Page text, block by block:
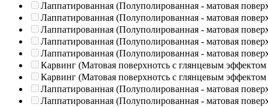
Лаппатированная (Полуполированная - матовая
Лаппатированная (Полуполированная - матовая
Лаппатированная (Полуполированная - матовая
Лаппатированная (Полуполированная - матовая
Лаппатированная (Полуполированная - матовая
Карвинг (Матовая поверхнотсь с глянцевым эффектом
Карвинг (Матовая поверхнотсь с глянцевым эффектом
Лаппатированная (Полуполированная - матовая
Лаппатированная (Полуполированная - матовая